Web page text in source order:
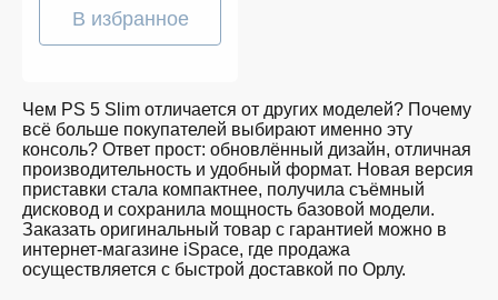
В избранное
Чем PS 5 Slim отличается от других моделей? Почему
всё больше покупателей выбирают именно эту
консоль? Ответ прост: обновлённый дизайн, отличная
производительность и удобный формат. Новая версия
приставки стала компактнее, получила съёмный
дисковод и сохранила мощность базовой модели.
Заказать оригинальный товар с гарантией можно в
интернет-магазине iSpace, где продажа
осуществляется с быстрой доставкой по Орлу.